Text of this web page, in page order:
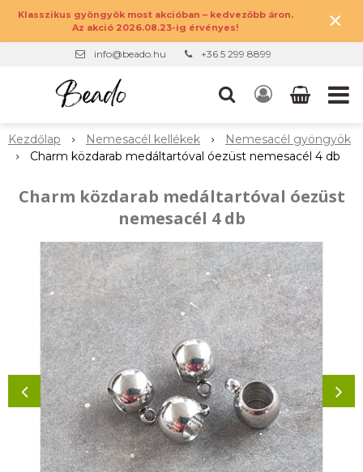
Klasszikus gyöngyök most akcióban – kedvezőbb áron.
Az akció 2026.08.23-ig érvényes!
×
info@beado.hu +36 5 299 8899
Kezdőlap Nemesacél kellékek
Nemesacél gyöngyök
Charm közdarab medáltartóval óezüst nemesacél 4 db
Charm közdarab medáltartóval óezüst
nemesacél 4 db